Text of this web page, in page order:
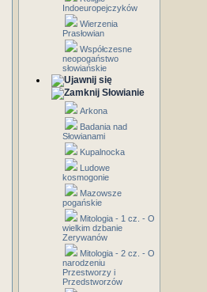
Indoeuropejczyków
Wierzenia
Prasłowian
Współczesne
neopogaństwo
słowiańskie
Słowianie
Arkona
Badania nad
Słowianami
Kupalnocka
Ludowe
kosmogonie
Mazowsze
pogańskie
Mitologia - 1 cz. - O
wielkim dzbanie
Zerywanów
Mitologia - 2 cz. - O
narodzeniu
Przestworzy i
Przedstworzów